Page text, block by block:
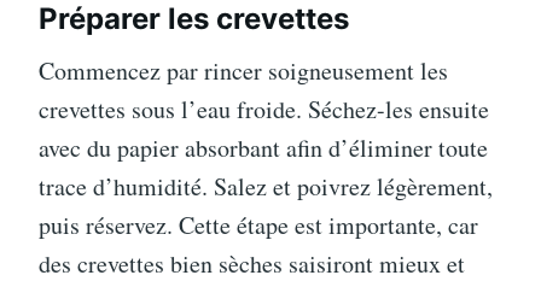
Préparer les crevettes
Commencez par rincer soigneusement les
crevettes sous l’eau froide. Séchez-les ensuite
avec du papier absorbant afin d’éliminer toute
trace d’humidité. Salez et poivrez légèrement,
puis réservez. Cette étape est importante, car
des crevettes bien sèches saisiront mieux et